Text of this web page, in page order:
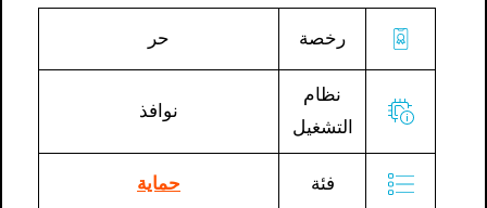
رخصة حر
نظام
التشغيل
نوافذ
فئة حماية